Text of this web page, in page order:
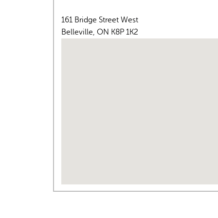
161 Bridge Street West
Belleville, ON K8P 1K2